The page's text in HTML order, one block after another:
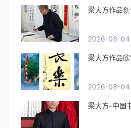
梁大方作品
2026-08-04
梁大方作品欣
2026-08-04
梁大方-中国